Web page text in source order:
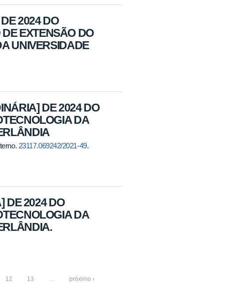
2024 DO
EXTENSÃO DO
UNIVERSIDADE
DE 2024 DO
DA
23117.069242/2021-49.
DE 2024 DO
DA
12 13 … próximo ›